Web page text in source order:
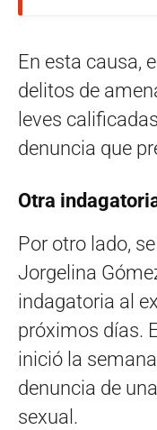
En esta causa,
delitos de
leves
denuncia que
Otra
Por otro lado,
Jorgelina
indagatoria al
próximos días.
inició la
denuncia de
sexual.